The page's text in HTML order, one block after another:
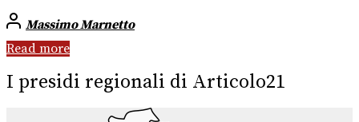
Massimo Marnetto
Read more
I presidi regionali di Articolo21